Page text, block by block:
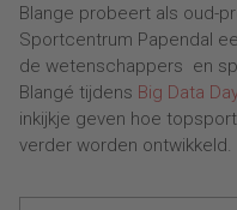
Blange probeert als oud-
Sportcentrum Papendal
de wetenschappers en
Blangé tijdens Big Data
inkijkje geven hoe
verder worden ontwikkeld.